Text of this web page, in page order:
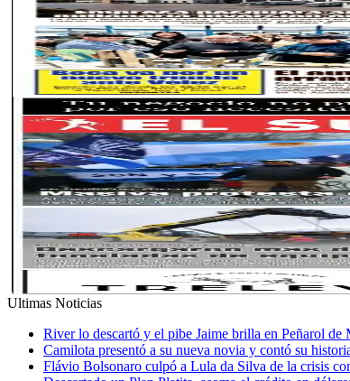
Ultimas Noticias
River lo descartó y el pibe Jaime brilla en Peñarol de
Camilota presentó a su nueva novia y contó su
Flávio Bolsonaro culpó a Lula da Silva de la crisis